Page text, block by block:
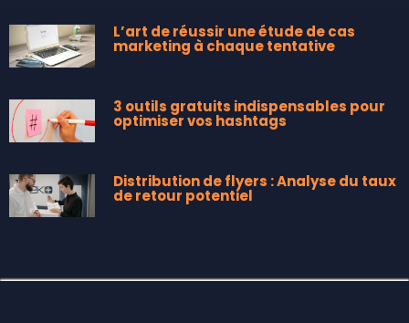
L’art de réussir une étude de cas
marketing à chaque tentative
3 outils gratuits indispensables pour
optimiser vos hashtags
Distribution de flyers : Analyse du taux
de retour potentiel